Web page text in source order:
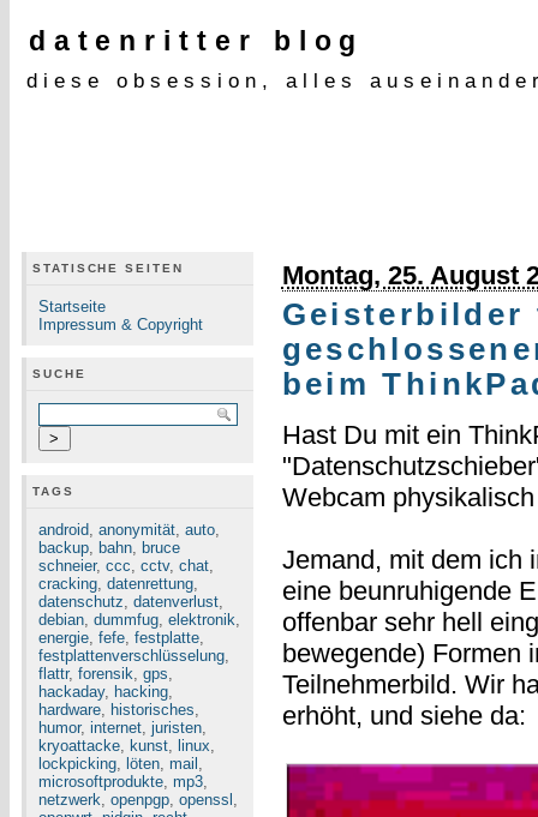
datenritter blog
diese obsession, alles
STATISCHE SEITEN
Startseite
Impressum & Copyright
SUCHE
TAGS
android, anonymität, auto,
backup, bahn, bruce
schneier, ccc, cctv, chat,
cracking, datenrettung,
datenschutz, datenverlust,
debian, dummfug, elektronik,
energie, fefe, festplatte,
festplattenverschlüsselung,
flattr, forensik, gps,
hackaday, hacking,
hardware, historisches,
humor, internet, juristen,
kryoattacke, kunst, linux,
lockpicking, löten, mail ,
microsoftprodukte, mp3,
netzwerk, openpgp, openssl ,
Montag, 25. August
Geisterbilder
beim
Hast Du mit ein
Webcam
Jemand, mit dem ich
eine beunruhigende
offenbar sehr hell
bewegende) Formen
Teilnehmerbild. Wir
erhöht, und siehe da: